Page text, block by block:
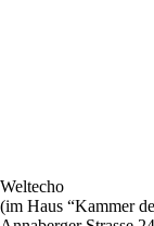
Weltecho
(im Haus “Kammer